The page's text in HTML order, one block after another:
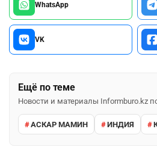
WhatsApp
VK
Ещё по теме
Новости и материалы Informburo.kz
АСКАР МАМИН ИНДИЯ